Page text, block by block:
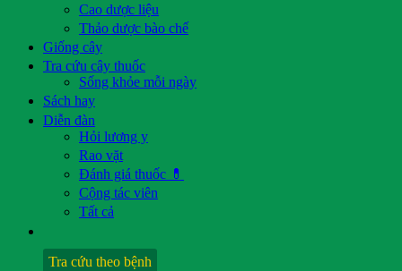
Cao dược liệu
Thảo dược bào chế
Giống cây
Tra cứu cây thuốc
Sống khỏe mỗi ngày
Sách hay
Diễn đàn
Hỏi lương y
Rao vặt
Đánh giá thuốc 💊
Cộng tác viên
Tất cả
Tra cứu theo bệnh